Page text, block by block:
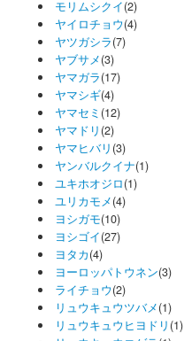
モリムシクイ(2)
ヤイロチョウ(4)
ヤツガシラ(7)
ヤブサメ(3)
ヤマガラ(17)
ヤマシギ(4)
ヤマセミ (12)
ヤマドリ (2)
ヤマヒバリ (3)
ヤンバルクイナ(1)
ユキホオジロ(1)
ユリカモメ(4)
ヨシガモ(10)
ヨシゴイ(27)
ヨタカ(4)
ヨーロッパトウネン(3)
ライチョウ(2)
リュウキュウツバメ(1)
リュウキュウヒヨドリ (1)